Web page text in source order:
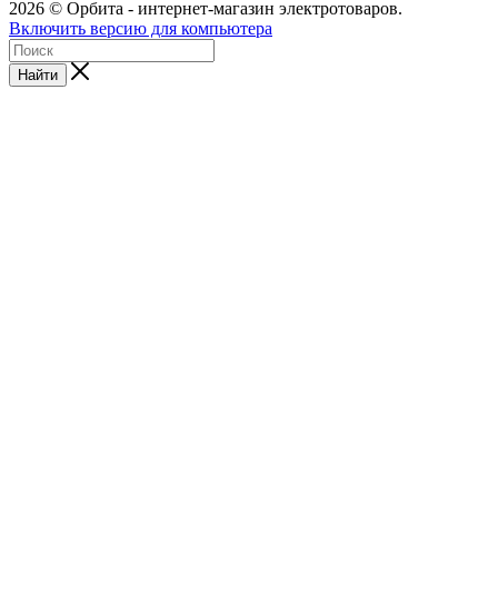
2026 © Орбита - интернет-магазин электротоваров.
Включить версию для компьютера
Найти